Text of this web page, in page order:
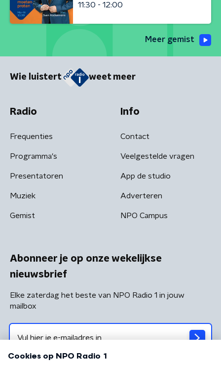
11:30 - 12:00
Meer gemist
Wie luistert weet meer
Radio
Frequenties
Programma's
Presentatoren
Muziek
Gemist
Info
Contact
Veelgestelde vragen
App de studio
Adverteren
NPO Campus
Abonneer je op onze wekelijkse
nieuwsbrief
Elke zaterdag het beste van NPO Radio 1 in jouw
mailbox